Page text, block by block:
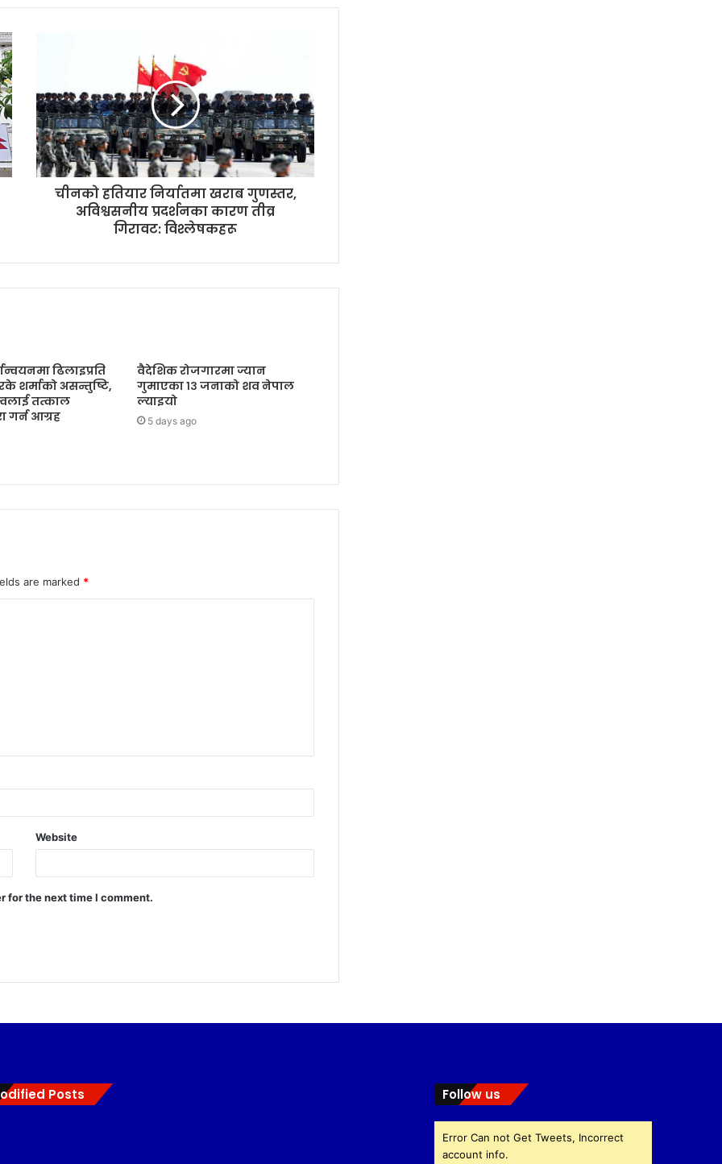
चीनको हतियार निर्यातमा खराब गुणस्तर,
अविश्वसनीय प्रदर्शनका कारण तीव्र
गिरावट: विश्लेषकहरू
ढिलाइप्रति
शर्माको असन्तुष्टि,
तत्काल
गर्न आग्रह
वैदेशिक रोजगारमा ज्यान
गुमाएका १३ जनाको शव नेपाल
ल्याइयो
5 days ago
are marked *
Website
for the next time I comment.
Posts Follow us
Error Can not Get Tweets, Incorrect
account info.